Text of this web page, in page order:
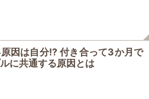
因は自分!? 付き合って3か月で
に共通する原因とは